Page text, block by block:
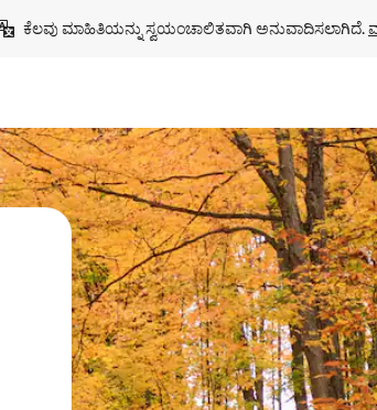
ಕೆಲವು ಮಾಹಿತಿಯನ್ನು ಸ್ವಯಂಚಾಲಿತವಾಗಿ ಅನುವಾದಿಸಲಾಗಿದೆ.